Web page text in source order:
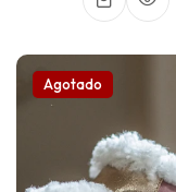
Agotado